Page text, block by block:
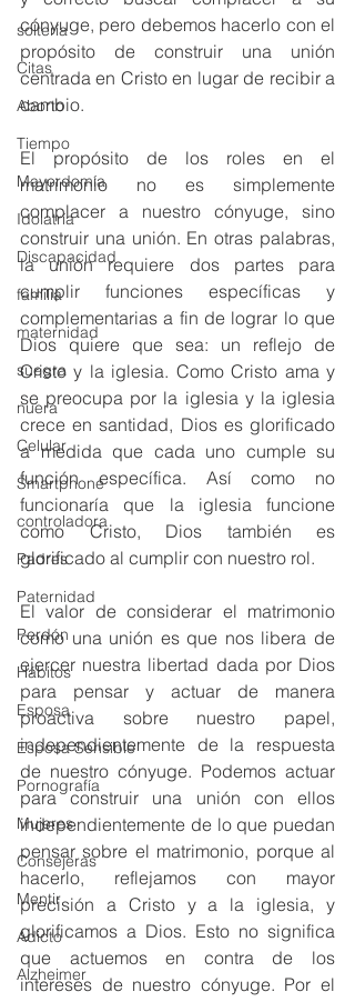
soltería
Citas
Aborto
Tiempo
Mayordomía
Idolatría
Discapacidad
familia
maternidad
suegra
nuera
Celular
Smartphone
controladora
Padres
Paternidad
Perdón
Hábitos
Esposa
Esposa Sensible
Pornografía
Mujeres
Consejeras
Mentir
Adicto
Alzheimer
cónyuge, pero debemos hacerlo con el
propósito de construir una unión
centrada en Cristo en lugar de recibir a
cambio.
El propósito de los roles en el
matrimonio no es simplemente
complacer a nuestro cónyuge, sino
construir una unión. En otras palabras,
la unión requiere dos partes para
cumplir funciones específicas y
complementarias a fin de lograr lo que
Dios quiere que sea: un reflejo de
Cristo y la iglesia. Como Cristo ama y
se preocupa por la iglesia y la iglesia
crece en santidad, Dios es glorificado
a medida que cada uno cumple su
función específica. Así como no
funcionaría que la iglesia funcione
como Cristo, Dios también es
glorificado al cumplir con nuestro rol.
El valor de considerar el matrimonio
como una unión es que nos libera de
ejercer nuestra libertad dada por Dios
para pensar y actuar de manera
proactiva sobre nuestro papel,
independientemente de la respuesta
de nuestro cónyuge. Podemos actuar
para construir una unión con ellos
independientemente de lo que puedan
pensar sobre el matrimonio, porque al
hacerlo, reflejamos con mayor
precisión a Cristo y a la iglesia, y
glorificamos a Dios. Esto no significa
que actuemos en contra de los
intereses de nuestro cónyuge. Por el